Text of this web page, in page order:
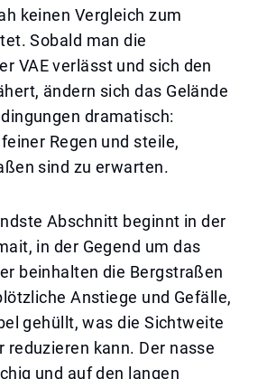
keinen Vergleich zum
Sobald man die
VAE verlässt und sich den
ändern sich das Gelände
dramatisch:
Regen und steile,
sind zu erwarten.
Abschnitt beginnt in der
in der Gegend um das
beinhalten die Bergstraßen
Anstiege und Gefälle,
gehüllt, was die Sichtweite
reduzieren kann. Der nasse
und auf den langen